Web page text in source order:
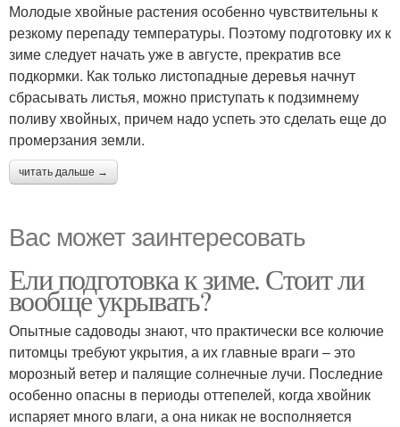
Молодые хвойные растения особенно чувствительны к
резкому перепаду температуры. Поэтому подготовку их к
зиме следует начать уже в августе, прекратив все
подкормки. Как только листопадные деревья начнут
сбрасывать листья, можно приступать к подзимнему
поливу хвойных, причем надо успеть это сделать еще до
промерзания земли.
читать дальше →
Вас может заинтересовать
Ели подготовка к зиме. Стоит ли
вообще укрывать?
Опытные садоводы знают, что практически все колючие
питомцы требуют укрытия, а их главные враги – это
морозный ветер и палящие солнечные лучи. Последние
особенно опасны в периоды оттепелей, когда хвойник
испаряет много влаги, а она никак не восполняется